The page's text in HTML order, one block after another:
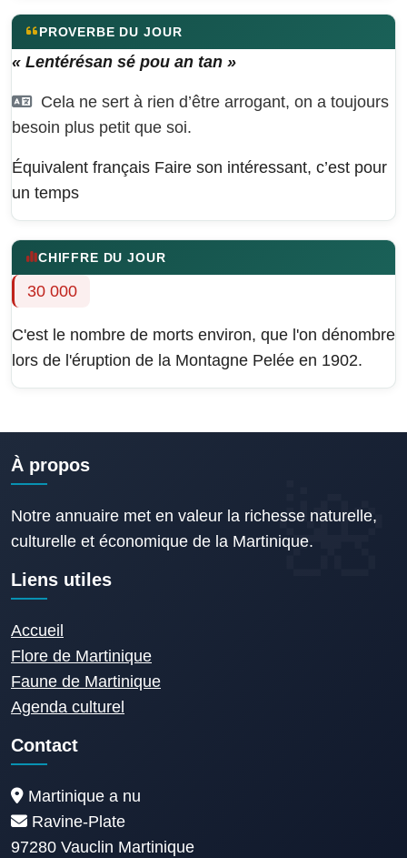
PROVERBE DU JOUR
« Lentérésan sé pou an tan »
Cela ne sert à rien d’être arrogant, on a toujours
besoin plus petit que soi.
Équivalent français Faire son intéressant, c’est pour
un temps
CHIFFRE DU JOUR
30 000
C'est le nombre de morts environ, que l'on dénombre
lors de l'éruption de la Montagne Pelée en 1902.
À propos
Notre annuaire met en valeur la richesse naturelle,
culturelle et économique de la Martinique.
Liens utiles
Accueil
Flore de Martinique
Faune de Martinique
Agenda culturel
Contact
Martinique a nu
Ravine-Plate
97280 Vauclin Martinique